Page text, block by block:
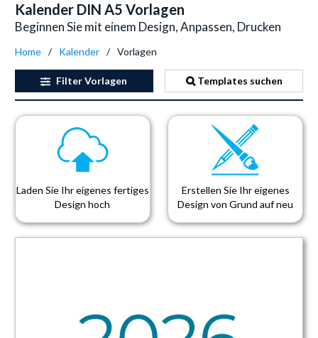
Kalender DIN A5 Vorlagen
Beginnen Sie mit einem Design, Anpassen, Drucken
Home Kalender Vorlagen
FilterVorlagen Templates suchen
Laden Sie Ihr eigenes fertiges
Design hoch
Erstellen Sie Ihr eigenes
Design von Grund auf neu